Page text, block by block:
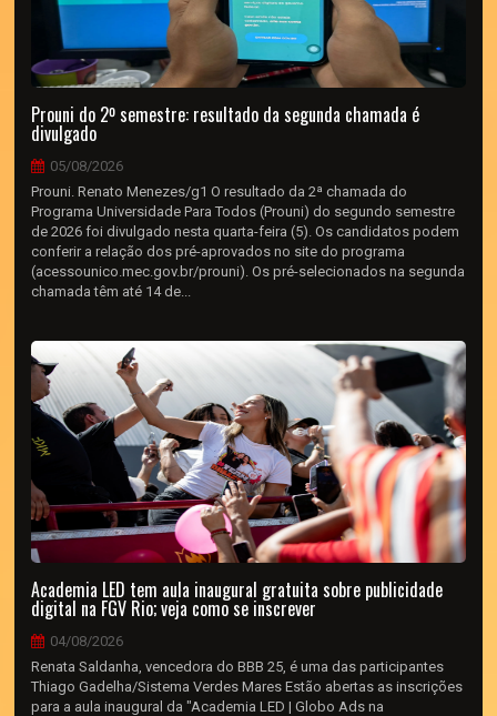
Prouni do 2º semestre: resultado da segunda chamada é
divulgado
05/08/2026
Prouni. Renato Menezes/g1 O resultado da 2ª chamada do
Programa Universidade Para Todos (Prouni) do segundo semestre
de 2026 foi divulgado nesta quarta-feira (5). Os candidatos podem
conferir a relação dos pré-aprovados no site do programa
(acessounico.mec.gov.br/prouni). Os pré-selecionados na segunda
chamada têm até 14 de...
Academia LED tem aula inaugural gratuita sobre publicidade
digital na FGV Rio; veja como se inscrever
04/08/2026
Renata Saldanha, vencedora do BBB 25, é uma das participantes
Thiago Gadelha/Sistema Verdes Mares Estão abertas as inscrições
para a aula inaugural da "Academia LED | Globo Ads na